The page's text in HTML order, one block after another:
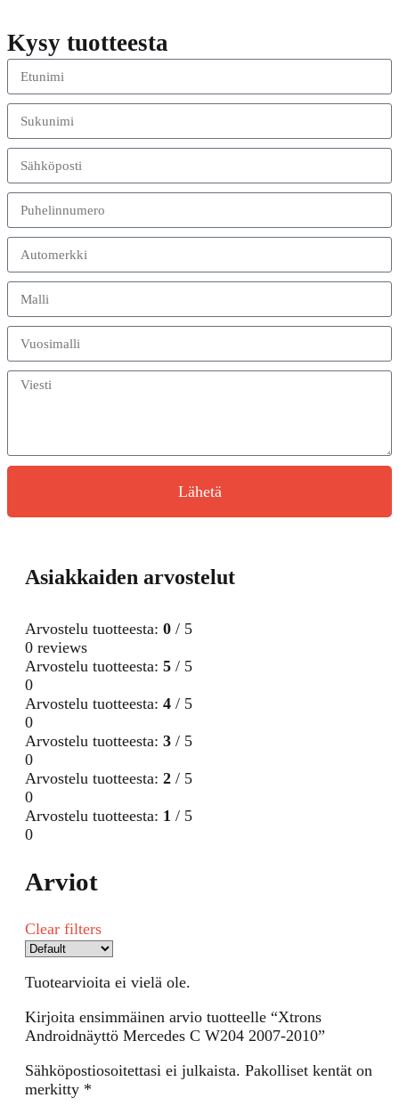
Kysy tuotteesta
Lähetä
Asiakkaiden arvostelut
Arvostelu tuotteesta: 0 / 5
0 reviews
Arvostelu tuotteesta: 5 / 5
0
Arvostelu tuotteesta: 4 / 5
0
Arvostelu tuotteesta: 3 / 5
0
Arvostelu tuotteesta: 2 / 5
0
Arvostelu tuotteesta: 1 / 5
0
Arviot
Clear filters
Tuotearvioita ei vielä ole.
Kirjoita ensimmäinen arvio tuotteelle “Xtrons
Androidnäyttö Mercedes C W204 2007-2010”
Sähköpostiosoitettasi ei julkaista. Pakolliset kentät on
merkitty *